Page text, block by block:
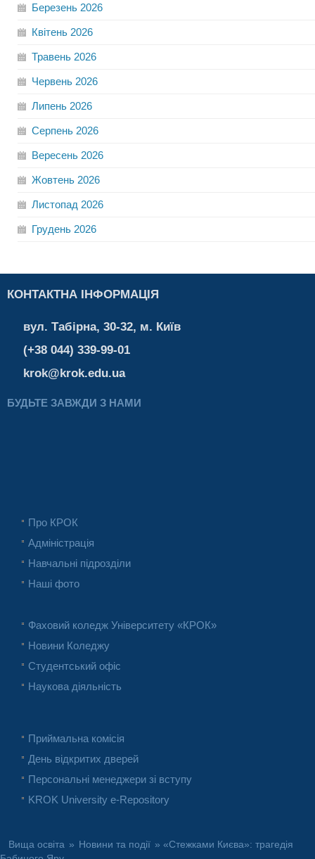
Березень 2026
Квітень 2026
Травень 2026
Червень 2026
Липень 2026
Серпень 2026
Вересень 2026
Жовтень 2026
Листопад 2026
Грудень 2026
КОНТАКТНА ІНФОРМАЦІЯ
вул. Табірна, 30-32, м. Київ
(+38 044) 339-99-01
krok@krok.edu.ua
БУДЬТЕ ЗАВЖДИ З НАМИ
Про КРОК
Адміністрація
Навчальні підрозділи
Наші фото
Фаховий коледж Університету «КРОК»
Новини Коледжу
Студентський офіс
Наукова діяльність
Приймальна комісія
День відкритих дверей
Персональні менеджери зі вступу
KROK University e-Repository
Вища освіта » Новини та події » «Стежками Києва»: трагедія